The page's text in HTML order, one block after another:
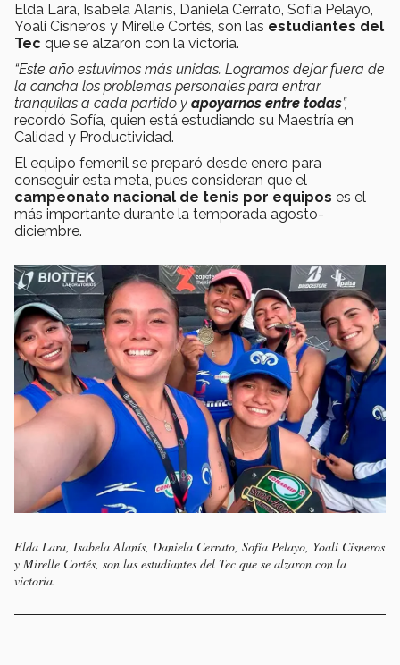
Elda Lara, Isabela Alanís, Daniela Cerrato, Sofía Pelayo,
Yoali Cisneros y Mirelle Cortés, son las estudiantes del
Tec que se alzaron con la victoria.
“Este año estuvimos más unidas. Logramos dejar fuera de
la cancha los problemas personales para entrar
tranquilas a cada partido y apoyarnos entre todas”,
recordó Sofía, quien está estudiando su Maestría en
Calidad y Productividad.
El equipo femenil se preparó desde enero para
conseguir esta meta, pues consideran que el
campeonato nacional de tenis por equipos es el
más importante durante la temporada agosto-
diciembre.
Elda Lara, Isabela Alanís, Daniela Cerrato, Sofía Pelayo, Yoali Cisneros
y Mirelle Cortés, son las estudiantes del Tec que se alzaron con la
victoria.